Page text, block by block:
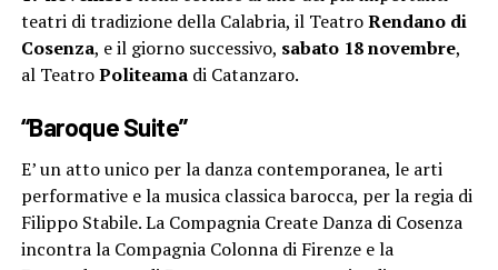
teatri di tradizione della Calabria, il TeatroRendano di
Cosenza, e il giorno successivo, sabato 18 novembre,
al TeatroPoliteamadi Catanzaro.
“Baroque Suite”
E’ un atto unico per la danza contemporanea, le arti
performative e la musica classica barocca, per la regia di
Filippo Stabile. La Compagnia Create Danza di Cosenza
incontra la Compagnia Colonna di Firenze e la